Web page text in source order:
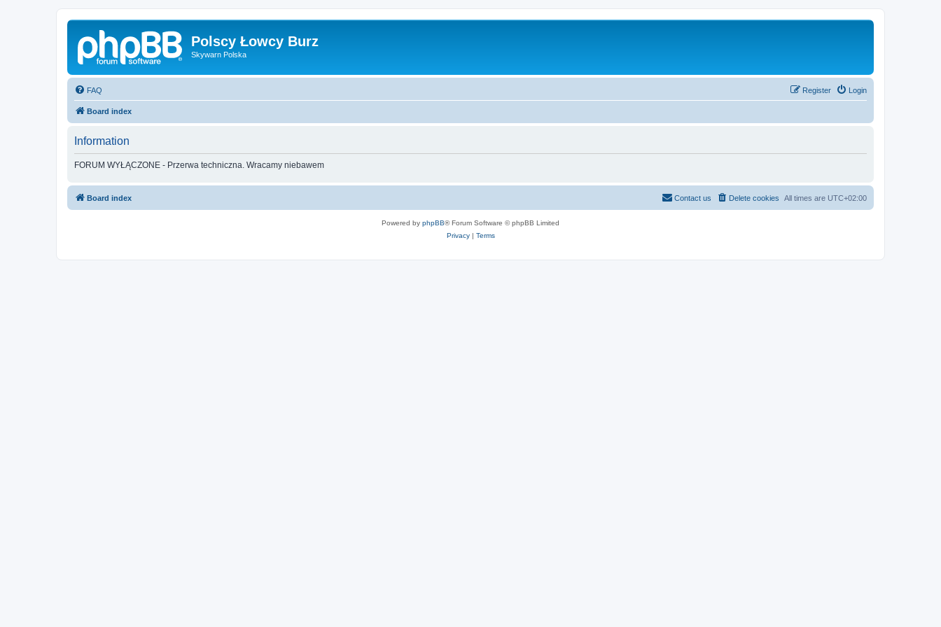
Polscy Łowcy Burz
Skywarn Polska
FAQ Login
Register
Board index
Information
FORUM WYŁĄCZONE - Przerwa techniczna. Wracamy niebawem
Board index All times are UTC+02:00
Delete cookies
Contact us
Powered by phpBB® Forum Software © phpBB Limited
Privacy| Terms